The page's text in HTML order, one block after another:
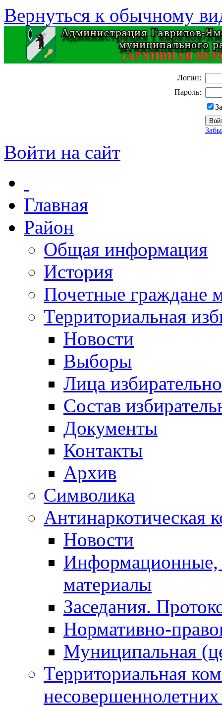
Вернуться к обычному
Логин:
Пароль:
Войти на сайт
Главная
Район
Общая информация
История
Почетные граждане
Территориальная
Новости
Выборы
Лица
Состав
Документы
Контакты
Архив
Символика
Антинаркотическая
Новости
Информационные,
материалы
Заседания.
Нормативно-
Муниципальная
Территориальная